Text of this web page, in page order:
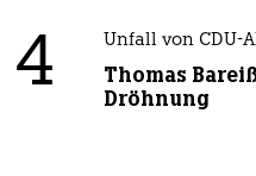
4 Unfall von CDU-
Thomas
Dröhnung